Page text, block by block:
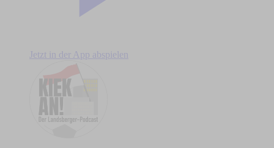
Jetzt in der App abspielen